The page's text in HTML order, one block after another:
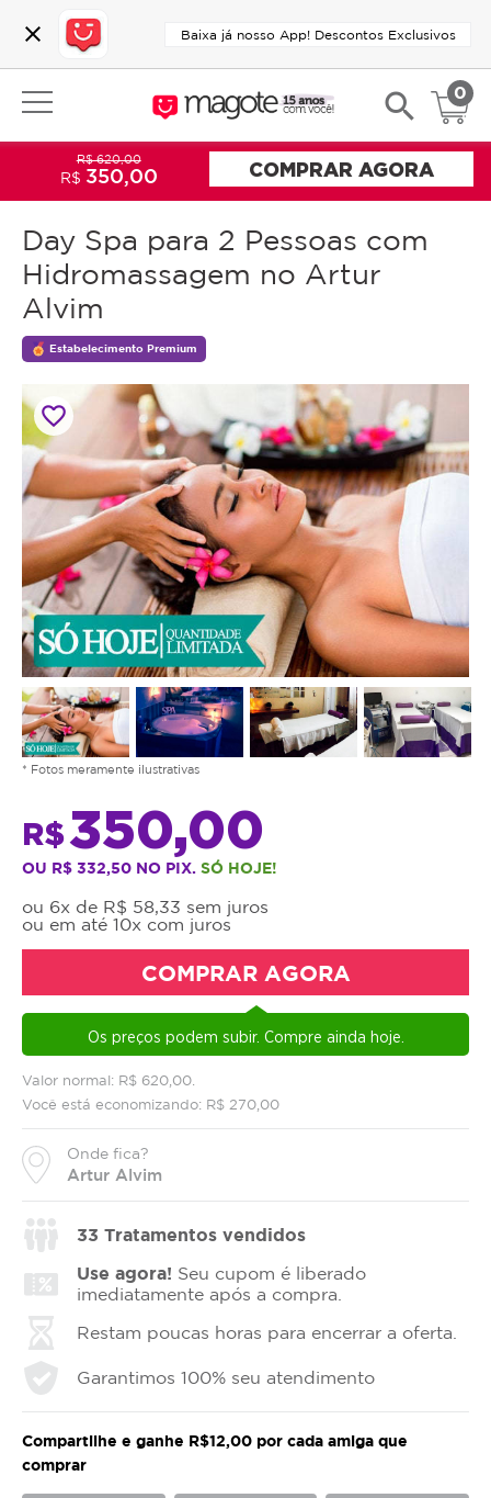
close Baixa já nosso App! Descontos Exclusivos
search 0
Day Spa para 2 Pessoas com
Hidromassagem no Artur
Alvim
Estabelecimento Premium
favorite_border
* Fotos meramente ilustrativas
Valor normal: R$ 620,00.
Você está economizando: R$ 270,00
Onde fica?
Artur Alvim
R$350,00
OU R$ 332,50 NO PIX. SÓ HOJE!
ou 6x de R$ 58,33 sem juros
ou em até 10x com juros
COMPRAR AGORA
Os preços podem subir. Compre ainda hoje.
R$ 620,00
R$ 350,00 COMPRAR AGORA
33 Tratamentos vendidos
Use agora! Seu cupom é liberado
imediatamente após a compra.
Restam poucas horas para encerrar a oferta.
Garantimos 100% seu atendimento
Compartilhe e ganhe R$12,00 por cada amiga que
comprar